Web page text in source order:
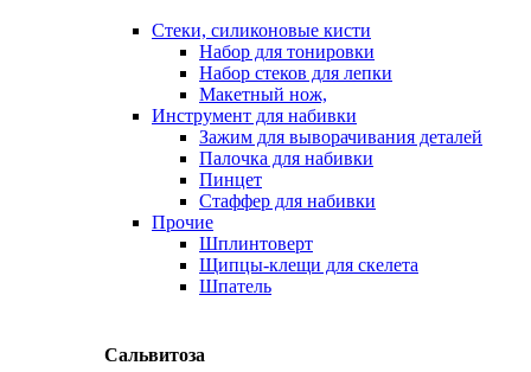
Стеки, силиконовые кисти
Набор для тонировки
Набор стеков для лепки
Макетный нож,
Инструмент для набивки
Зажим для выворачивания деталей
Палочка для набивки
Пинцет
Стаффер для набивки
Прочие
Шплинтоверт
Щипцы-клещи для скелета
Шпатель
Сальвитоза